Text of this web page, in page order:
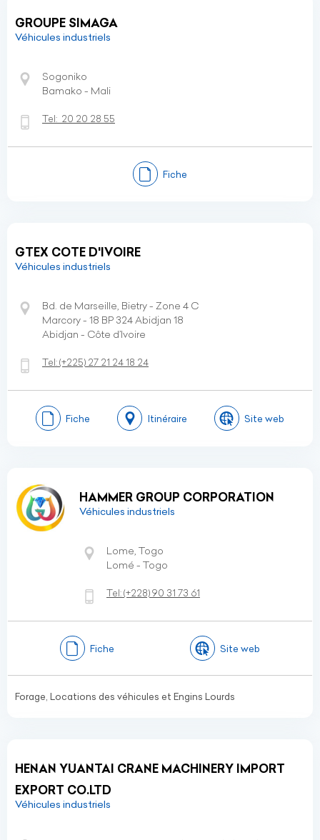
GROUPE SIMAGA
Véhicules industriels
Sogoniko
Bamako - Mali
Tel: 20 20 28 55
Fiche
GTEX COTE D'IVOIRE
Véhicules industriels
Bd. de Marseille, Bietry - Zone 4 C
Marcory - 18 BP 324 Abidjan 18
Abidjan - Côte d’Ivoire
Tel:(+225) 27 21 24 18 24
Fiche Itinéraire Site web
HAMMER GROUP CORPORATION
Véhicules industriels
Lome, Togo
Lomé - Togo
Tel:(+228)90 31 73 61
Fiche Site web
Forage, Locations des véhicules et Engins Lourds
HENAN YUANTAI CRANE MACHINERY IMPORT
EXPORT CO.LTD
Véhicules industriels